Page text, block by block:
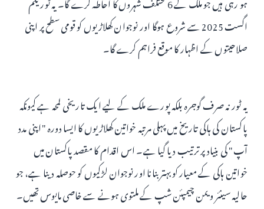
اگست 2025 سے شروع ہوگا اور نوجوان کھلاڑیوں کو قومی سطح پر اپنی
صلاحیتوں کے اظہار کا موقع فراہم کرے گا۔
یہ ٹور نہ صرف گوجرہ بلکہ پورے ملک کے لیے ایک تاریخی لمحہ ہے کیونکہ
پاکستان کی ہاکی تاریخ میں پہلی مرتبہ خواتین کھلاڑیوں کا ایسا دورہ "اپنی مدد
آپ" کی بنیاد پر ترتیب دیا گیا ہے۔ اس اقدام کا مقصد پاکستان میں
خواتین ہاکی کے معیار کو بہتر بنانا اور نوجوان لڑکیوں کو حوصلہ دینا ہے، جو
حالیہ سینئر ویمن چیمپئن شپ کے ملتوی ہونے سے خاصی مایوس تھیں۔